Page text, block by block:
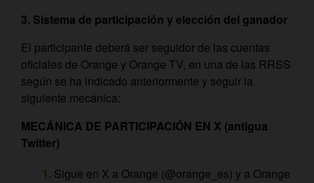
3. Sistema de participación y elección del ganador
El participante deberá ser seguidor de las cuentas
oficiales de Orange y Orange TV, en una de las RRSS
según se ha indicado anteriormente y seguir la
siguiente mecánica:
MECÁNICA DE PARTICIPACIÓN EN X (antigua
Twitter)
Sigue en X a Orange (@orange_es) y a Orange